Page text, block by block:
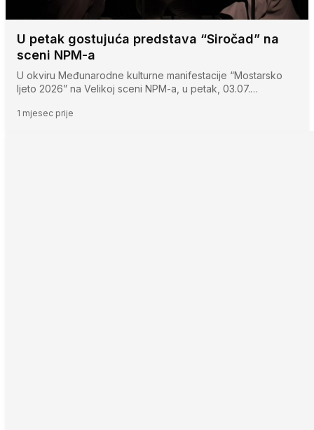
U petak gostujuća predstava “Siročad” na
sceni NPM-a
U okviru Međunarodne kulturne manifestacije “Mostarsko
ljeto 2026” na Velikoj sceni NPM-a, u petak, 03.07.…
1 mjesec prije